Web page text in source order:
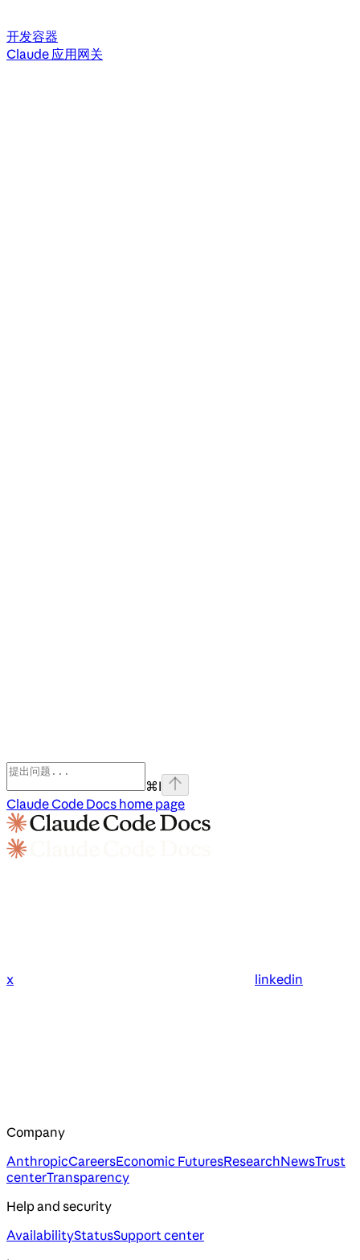
开发容器
Claude 应用网关
⌘I
Claude Code Docs home page
x linkedin
Company
AnthropicCareersEconomic FuturesResearchNewsTrust
centerTransparency
Help and security
AvailabilityStatusSupport center